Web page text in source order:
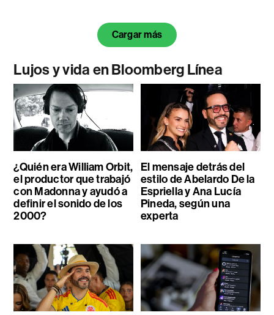
Cargar más
Lujos y vida en Bloomberg Línea
¿Quién era William Orbit,
el productor que trabajó
con Madonna y ayudó a
definir el sonido de los
2000?
El mensaje detrás del
estilo de Abelardo De la
Espriella y Ana Lucía
Pineda, según una
experta